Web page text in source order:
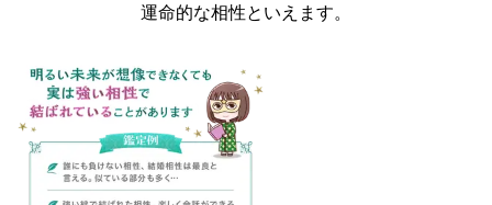
運命的な相性といえます。